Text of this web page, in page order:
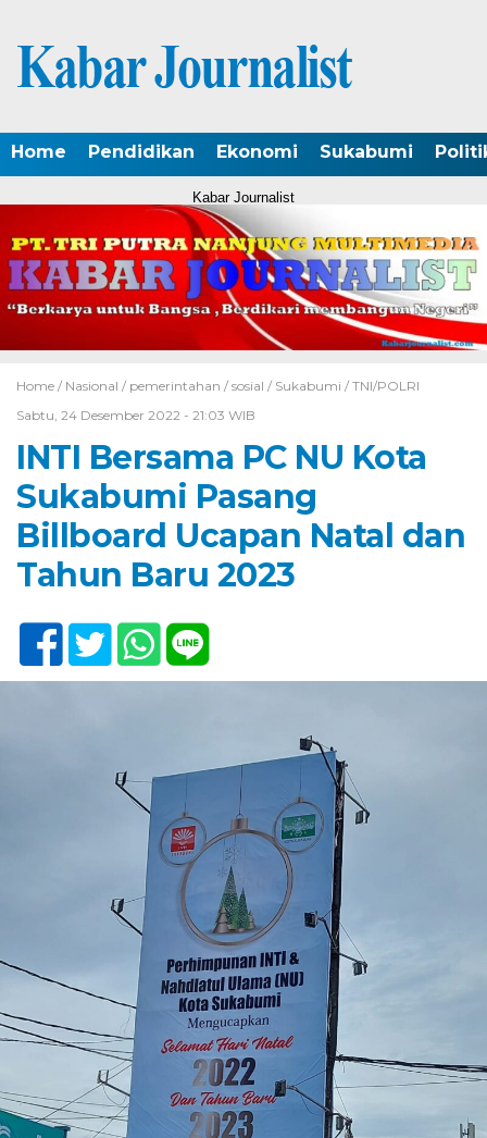
Home Pendidikan Ekonomi Sukabumi
Kabar Journalist
Home / Nasional / pemerintahan / sosial / Sukabumi / TNI/POLRI
Sabtu, 24 Desember 2022 - 21:03 WIB
INTI Bersama PC NU Kota
Sukabumi Pasang
Billboard Ucapan Natal dan
Tahun Baru 2023